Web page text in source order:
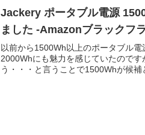
Jackery ポータブル電源
ました -Amazonブラックフ
以前から1500Wh以上のポータブル電
2000Whにも魅力を感じていたので
う・・・と言うことで1500Whが候